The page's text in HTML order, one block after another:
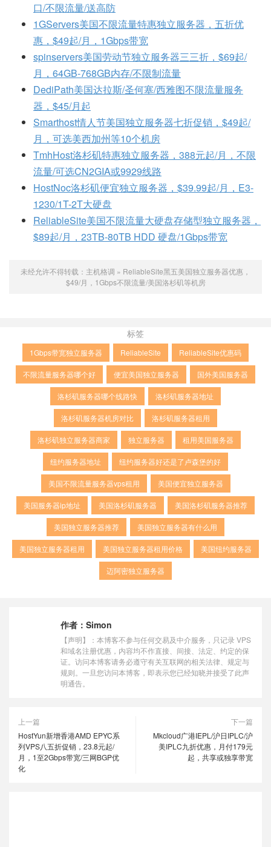
口/不限流量/送高防
1GServers美国不限流量特惠独立服务器，五折优
惠，$49起/月，1Gbps带宽
spinservers美国劳动节独立服务器三三折，$69起/
月，64GB-768GB内存/不限制流量
DediPath美国达拉斯/圣何塞/西雅图不限流量服务
器，$45/月起
Smarthost情人节美国独立服务器七折促销，$49起/
月，可选美西加州等10个机房
TmhHost洛杉矶特惠独立服务器，388元起/月，不限
流量/可选CN2GIA或9929线路
HostNoc洛杉矶便宜独立服务器，$39.99起/月，E3-
1230/1T-2T大硬盘
ReliableSite美国不限流量大硬盘存储型独立服务器，
$89起/月，23TB-80TB HDD 硬盘/1Gbps带宽
未经允许不得转载： 主机格调 » ReliableSite黑五美国独立服务器优惠，
$49/月，1Gbps不限流量/美国洛杉矶等机房
标签
1Gbps带宽独立服务器 ReliableSite ReliableSite优惠码
不限流量服务器哪个好 便宜美国独立服务器 国外美国服务器
洛杉矶服务器哪个线路快 洛杉矶服务器地址
洛杉矶服务器机房对比 洛杉矶服务器租用
洛杉矶独立服务器商家 独立服务器 租用美国服务器
纽约服务器地址 纽约服务器好还是了卢森堡的好
美国不限流量服务器vps租用 美国便宜独立服务器
美国服务器ip地址 美国洛杉矶服务器 美国洛杉矶服务器推荐
美国独立服务器推荐 美国独立服务器有什么用
美国独立服务器租用 美国独立服务器租用价格 美国纽约服务器
迈阿密独立服务器
作者： Simon
【声明】：本博客不参与任何交易及中介服务，只记录 VPS
和域名注册优惠，内容均不作直接、间接、法定、约定的保
证。访问本博客请务必遵守有关互联网的相关法律、规定与
规则。一旦您访问本博客，即表示您已经知晓并接受了此声
明通告。
上一篇
HostYun新增香港AMD EPYC系
列VPS八五折促销，23.8元起/
月，1至2Gbps带宽/三网BGP优
化
下一篇
Mkcloud广港IEPL/沪日IPLC/沪
美IPLC九折优惠，月付179元
起，共享或独享带宽